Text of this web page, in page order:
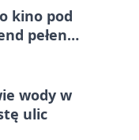
kino pod
pełen
wody w
ulic